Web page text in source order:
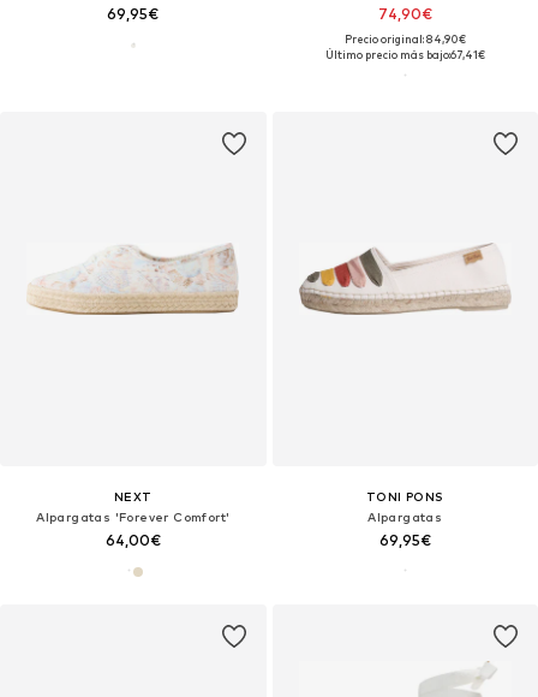
69,95€ 74,90€
Precio original: 84,90€
Último precio más bajo:67,41€
NEXT
Alpargatas 'Forever Comfort'
64,00€
TONI PONS
Alpargatas
69,95€